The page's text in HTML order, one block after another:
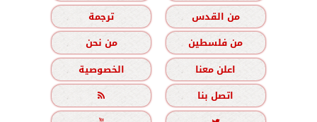
من القدس
ترجمة
من فلسطين
من نحن
اعلن معنا
الخصوصية
اتصل بنا
